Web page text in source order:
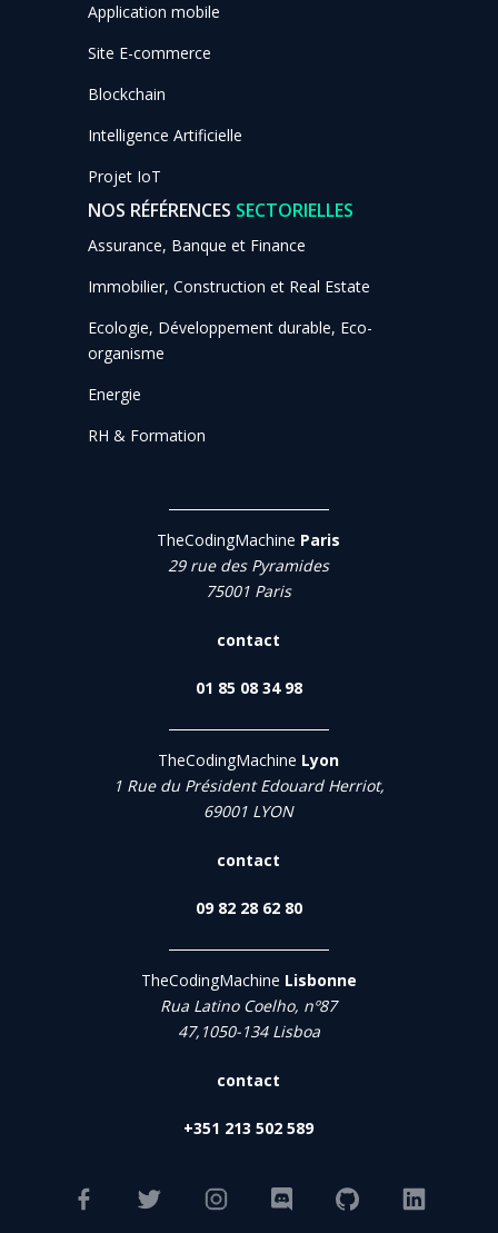
Application mobile
Site E-commerce
Blockchain
Intelligence Artificielle
Projet IoT
NOS RÉFÉRENCES SECTORIELLES
Assurance, Banque et Finance
Immobilier, Construction et Real Estate
Ecologie, Développement durable, Eco-
organisme
Energie
RH & Formation
TheCodingMachine Paris
29 rue des Pyramides
75001 Paris
contact
01 85 08 34 98
TheCodingMachine Lyon
1 Rue du Président Edouard Herriot,
69001 LYON
contact
09 82 28 62 80
TheCodingMachine Lisbonne
Rua Latino Coelho, nº87
47,1050-134 Lisboa
contact
+351 213 502 589